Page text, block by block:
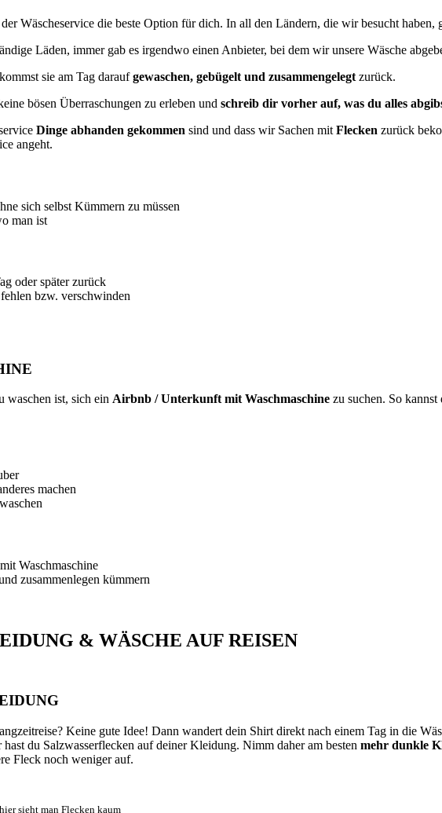
Wäscheservice die beste Option für dich. In all den Ländern, die wir besucht haben,
Läden, immer gab es irgendwo einen Anbieter, bei dem wir unsere Wäsche
sie am Tag daraufgewaschen, gebügelt und zusammengelegt zurück.
bösen Überraschungen zu erleben und schreib dir vorher auf, was du alles
Dinge abhanden gekommen sind und dass wir Sachen mit Flecken zurück
angeht.
sich selbst Kümmern zu müssen
man ist
oder später zurück
bzw. verschwinden
waschen ist, sich ein Airbnb / Unterkunft mit Waschmaschine zu suchen. So
machen
Waschmaschine
zusammenlegen kümmern
& WÄSCHE AUF REISEN
Keine gute Idee! Dann wandert dein Shirt direkt nach einem Tag in die
du Salzwasserflecken auf deiner Kleidung. Nimm daher am besten mehr dunkle
Fleck noch weniger auf.
sieht man Flecken kaum